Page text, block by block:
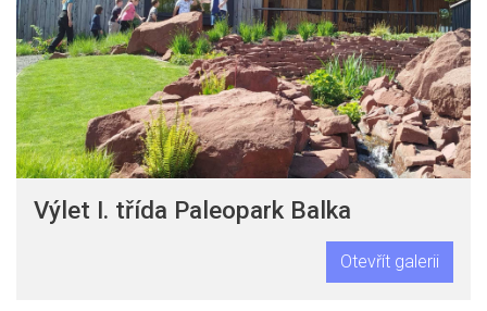
Výlet I. třída Paleopark Balka
Otevřít galerii